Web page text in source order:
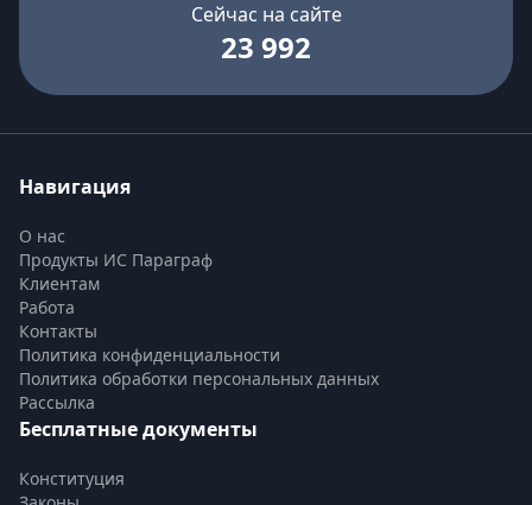
Сейчас на сайте
23 992
Навигация
О нас
Продукты ИС Параграф
Клиентам
Работа
Контакты
Политика конфиденциальности
Политика обработки персональных данных
Рассылка
Бесплатные документы
Конституция